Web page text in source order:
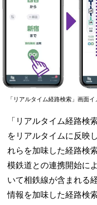
「リアルタイム経路検索」画面イ
「リアルタイム経路検
をリアルタイムに反映
れらを加味した経路検
模鉄道との連携開始に
いて相鉄線が含まれる
情報を加味した経路検